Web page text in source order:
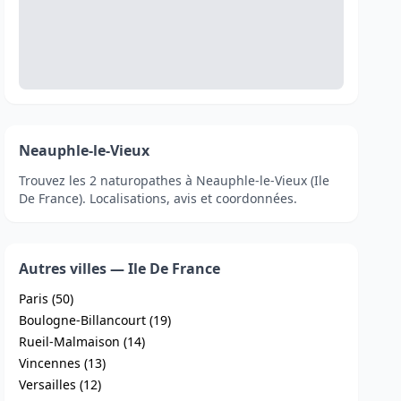
Neauphle-le-Vieux
Trouvez les 2 naturopathes à Neauphle-le-Vieux (Ile
De France). Localisations, avis et coordonnées.
Autres villes — Ile De France
Paris (50)
Boulogne-Billancourt (19)
Rueil-Malmaison (14)
Vincennes (13)
Versailles (12)